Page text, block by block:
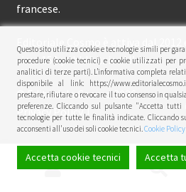
francese.
Editoriale Cosmo è attiva dal
circa 150 pubblicazioni l’anno.
© Editoriale Cosmo 2026
Privacy Policy
Questo sito utilizza cookie e tecnologie simili per
procedure (cookie tecnici) e cookie utilizzati per
analitici di terze parti). L’informativa completa
disponibile al link: https://
prestare, rifiutare o revocare il tuo consenso in
preferenze. Cliccando sul pulsante "Accetta
tecnologie per tutte le finalità indicate. Cliccando
acconsenti all'uso dei soli cookie tecnici.Cookie Policy
Accetta cookie tecnici
Accetta